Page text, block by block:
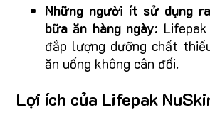
Những người ít sử dụng
bữa ăn hàng ngày:
đắp lượng dưỡng chất
ăn uống không cân đối.
Lợi ích của Lifepak